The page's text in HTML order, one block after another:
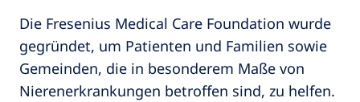
Die Fresenius Medical Care Foundation wurde
gegründet, um Patienten und Familien sowie
Gemeinden, die in besonderem Maße von
Nierenerkrankungen betroffen sind, zu helfen.